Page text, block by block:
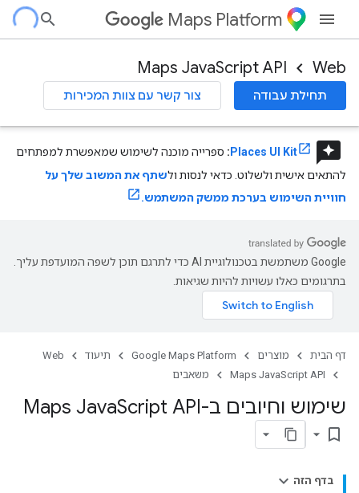
Maps Platform
Web
Maps JavaScript API
תחילת עבודה צור קשר עם צוות המכירות
reviews
Places UI Kit
: ספרייה מוכנה לשימוש שמאפשרת למפתחים
להתאים אישית ולשלוט. כדאי לנסות ולשתף את המשוב שלך על
חוויית השימוש בערכת ממשק המשתמש.
‫Google משתמשת בטכנולוגיית AI כדי לתרגם תוכן לשפה המועדפת עליך.
בתרגומים כאלו עשויות להיות שגיאות.
דף הבית מוצרים Google Maps Platform תיעוד
Web
Maps JavaScript API
משאבים
שימוש וחיובים ב-Maps JavaScript API
bookmark_border
בדף הזה